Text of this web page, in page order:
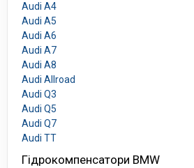
Audi A4
Audi A5
Audi A6
Audi A7
Audi A8
Audi Allroad
Audi Q3
Audi Q5
Audi Q7
Audi TT
Гідрокомпенсатори BMW